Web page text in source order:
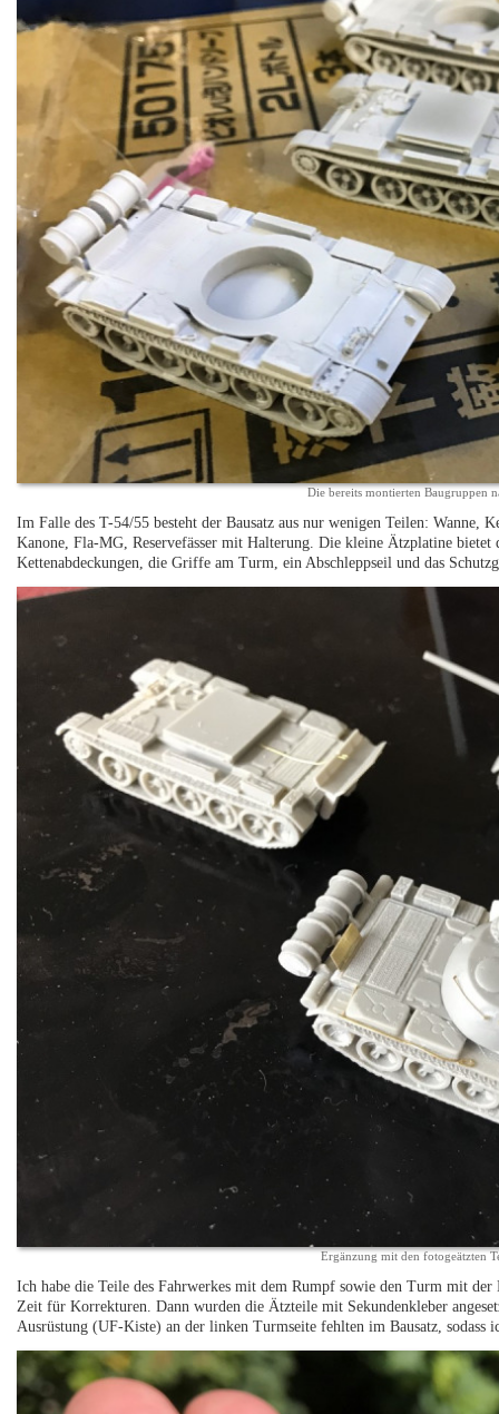
Die bereits montierten Baugruppen
Im Falle des T-54/55 besteht der Bausatz aus nur wenigen Teilen: Wanne,
Kanone, Fla-MG, Reservefässer mit Halterung. Die kleine Ätzplatine bietet
Kettenabdeckungen, die Griffe am Turm, ein Abschleppseil und das
Ergänzung mit den fotogeätzten
Ich habe die Teile des Fahrwerkes mit dem Rumpf sowie den Turm mit
Zeit für Korrekturen. Dann wurden die Ätzteile mit Sekundenkleber
Ausrüstung (UF-Kiste) an der linken Turmseite fehlten im Bausatz, sodass